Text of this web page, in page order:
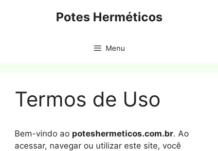
Potes Herméticos
Menu
Termos de Uso
Bem-vindo ao poteshermeticos.com.br. Ao
acessar, navegar ou utilizar este site, você